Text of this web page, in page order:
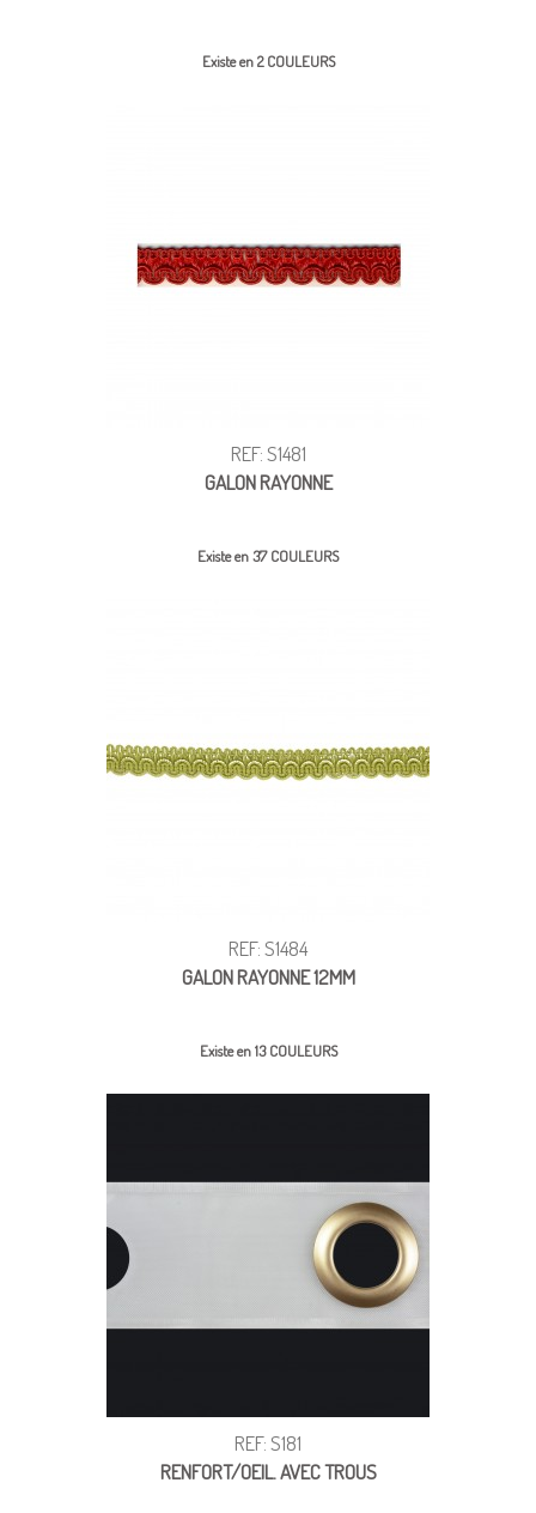
Existe en 2 COULEURS
REF: S1481
GALON RAYONNE
Existe en 37 COULEURS
REF: S1484
GALON RAYONNE 12MM
Existe en 13 COULEURS
REF: S181
RENFORT/OEIL. AVEC TROUS